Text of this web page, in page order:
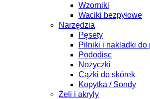
Wzorniki
Waciki bezpyłowe
Narzędzia
Pęsety
Pilniki i nakladki do
Pododisc
Nożyczki
Cążki do skórek
Kopytka / Sondy
Żeli i akryly